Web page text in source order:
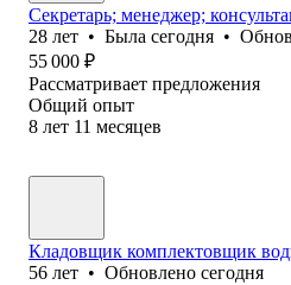
Секретарь; менеджер;
28 лет • Была сегодня •
55 000 ₽
Рассматривает предложения
Общий опыт
8 лет 11 месяцев
Кладовщик комплектовщик
56 лет • Обновлено сегодня